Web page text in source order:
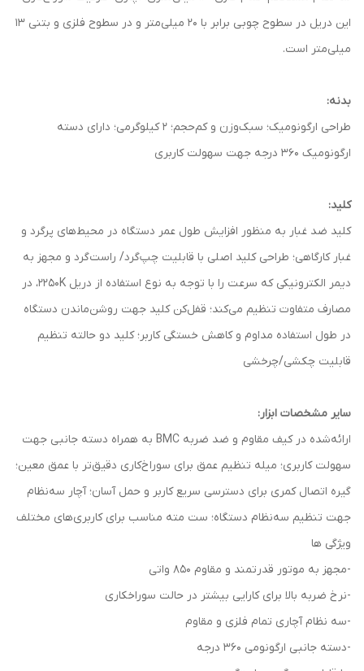
این دریل در سطوح چوبی برابر با 20 میلی‌متر و در سطوح فلزی و بتنی 13
میلی‌متر است.
بدنه:
طراحی ارگونومیک؛ سبک‌وزن و کم‌حجم؛ 2 کیلوگرمی؛ دارای دسته‌
ارگونومیک 360 درجه جهت سهولت کاربری
کلید:
کلید ضد غبار به منظور افزایش طول عمر دستگاه در محیط‌های پرگرد و
غبار کارگاهی؛ طراحی کلید اصلی با قابلیت چپ‌گرد/ راست‌گرد و مجهز به
دیمر الکترونیکی که سرعت را با توجه به نوع استفاده از دریل 2250K، در
مصارف متفاوت تنظیم می‌کند؛ قفل‌کن کلید جهت روشن‌ماندن دستگاه
در طول استفاده‌ مداوم و کاهش خستگی کاربر؛ کلید دو حالته‌ تنظیم
قابلیت چکشی/چرخشی
سایر مشخصات ابزار:
ارائه‌شده در کیف مقاوم و ضد ضربه‌ BMC به همراه دسته‌ جانبی جهت
سهولت کاربری؛ میله‌ تنظیم عمق برای سوراخ‌کاری دقیق‌تر با عمق معین؛
گیره‌ اتصال کمری برای دسترسی سریع کاربر و حمل آسان؛ آچار سه‌‌نظام
جهت تنظیم سه‌نظام دستگاه؛ ست مته‌ مناسب برای کاربری‌های مختلف
ویژگی ها
-مجهز به موتور قدرتمند و مقاوم 850 واتی
-نرخ ضربه بالا برای کارایی بیشتر در حالت سوراخکاری
-سه نظام آچاری تمام فلزی و مقاوم
-دسته جانبی ارگونومی 360 درجه